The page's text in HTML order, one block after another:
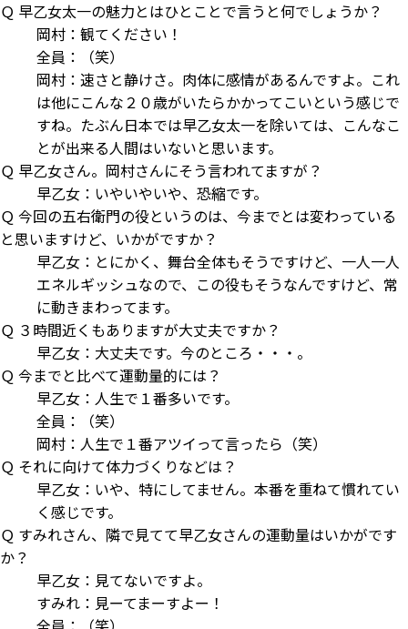
Ｑ 早乙女太一の魅力とはひとことで言うと何でしょうか？
岡村：観てください！
全員：（笑）
岡村：速さと静けさ。肉体に感情があるんですよ。これ
は他にこんな２０歳がいたらかかってこいという感じで
すね。たぶん日本では早乙女太一を除いては、こんなこ
とが出来る人間はいないと思います。
Ｑ 早乙女さん。岡村さんにそう言われてますが？
早乙女：いやいやいや、恐縮です。
Ｑ 今回の五右衛門の役というのは、今までとは変わっている
と思いますけど、いかがですか？
早乙女：とにかく、舞台全体もそうですけど、一人一人
エネルギッシュなので、この役もそうなんですけど、常
に動きまわってます。
Ｑ ３時間近くもありますが大丈夫ですか？
早乙女：大丈夫です。今のところ・・・。
Ｑ 今までと比べて運動量的には？
早乙女：人生で１番多いです。
全員：（笑）
岡村：人生で１番アツイって言ったら（笑）
Ｑ それに向けて体力づくりなどは？
早乙女：いや、特にしてません。本番を重ねて慣れてい
く感じです。
Ｑ すみれさん、隣で見てて早乙女さんの運動量はいかがです
か？
早乙女：見てないですよ。
すみれ：見ーてまーすよー！